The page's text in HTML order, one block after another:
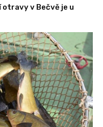
v Bečvě je u